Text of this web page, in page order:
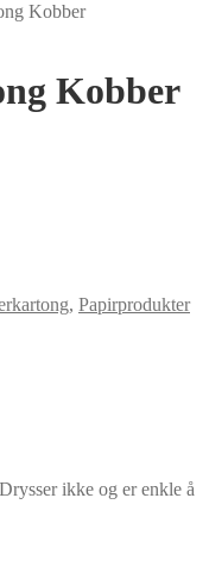
Kobber
Kobber
, Papirprodukter
ikke og er enkle å